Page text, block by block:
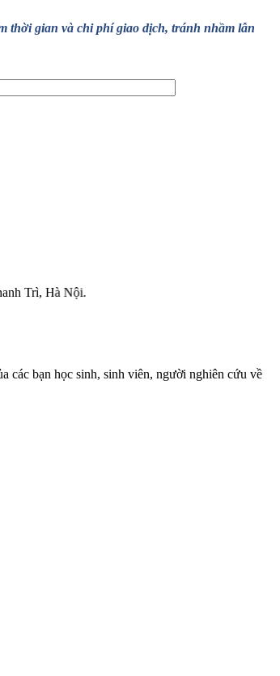
thời gian và chi phí giao dịch, tránh nhầm lẫn
Nội.
các bạn học sinh, sinh viên, người nghiên cứu về